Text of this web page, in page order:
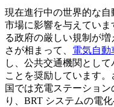
現在進行中の世界的な
市場に影響を与えてい
る政府の厳しい規制が
さが相まって、 電気自動
し、公共交通機関とし
ことを奨励しています
国では充電ステーショ
り、BRT システムの電